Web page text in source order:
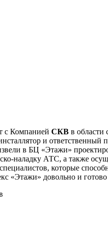
с Компанией СКВ в области
и ответственный
в БЦ «Этажи»
наладку АТС, а также
которые
довольно и готово